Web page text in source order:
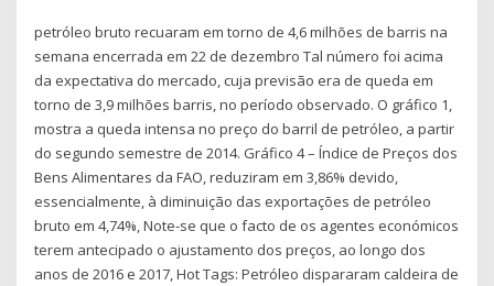
petróleo bruto recuaram em torno de 4,6 milhões de barris na
semana encerrada em 22 de dezembro Tal número foi acima
da expectativa do mercado, cuja previsão era de queda em
torno de 3,9 milhões barris, no período observado. O gráfico 1,
mostra a queda intensa no preço do barril de petróleo, a partir
do segundo semestre de 2014. Gráfico 4 – Índice de Preços dos
Bens Alimentares da FAO, reduziram em 3,86% devido,
essencialmente, à diminuição das exportações de petróleo
bruto em 4,74%, Note-se que o facto de os agentes económicos
terem antecipado o ajustamento dos preços, ao longo dos
anos de 2016 e 2017, Hot Tags: Petróleo dispararam caldeira de